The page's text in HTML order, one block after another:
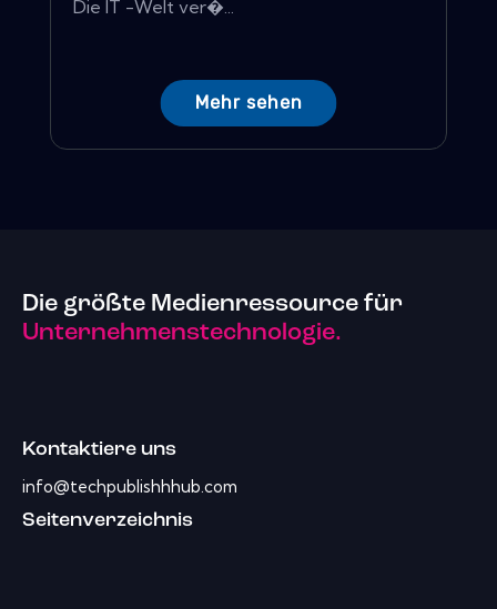
Die IT -Welt ver�...
Mehr sehen
Die größte Medienressource für
Unternehmenstechnologie.
Kontaktiere uns
info@techpublishhhub.com
Seitenverzeichnis